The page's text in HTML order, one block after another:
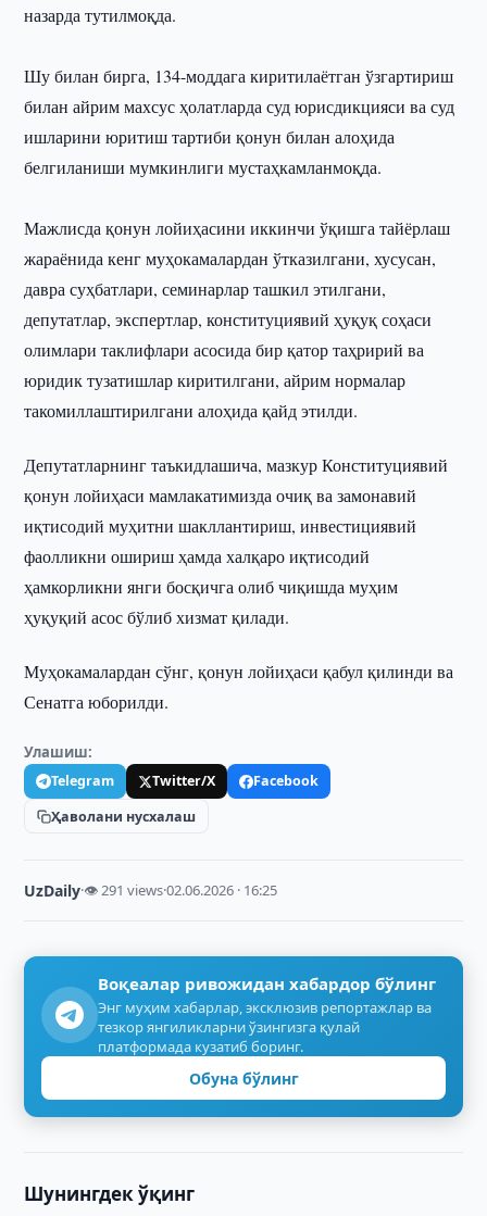
назарда тутилмоқда.
Шу билан бирга, 134-моддага киритилаётган ўзгартириш
билан айрим махсус ҳолатларда суд юрисдикцияси ва суд
ишларини юритиш тартиби қонун билан алоҳида
белгиланиши мумкинлиги мустаҳкамланмоқда.
Мажлисда қонун лойиҳасини иккинчи ўқишга тайёрлаш
жараёнида кенг муҳокамалардан ўтказилгани, хусусан,
давра суҳбатлари, семинарлар ташкил этилгани,
депутатлар, экспертлар, конституциявий ҳуқуқ соҳаси
олимлари таклифлари асосида бир қатор таҳририй ва
юридик тузатишлар киритилгани, айрим нормалар
такомиллаштирилгани алоҳида қайд этилди.
Депутатларнинг таъкидлашича, мазкур Конституциявий
қонун лойиҳаси мамлакатимизда очиқ ва замонавий
иқтисодий муҳитни шакллантириш, инвестициявий
фаолликни ошириш ҳамда халқаро иқтисодий
ҳамкорликни янги босқичга олиб чиқишда муҳим
ҳуқуқий асос бўлиб хизмат қилади.
Муҳокамалардан сўнг, қонун лойиҳаси қабул қилинди ва
Сенатга юборилди.
Улашиш:
Telegram Twitter/X
Facebook
Ҳаволани нусхалаш
UzDaily·👁 291 views·02.06.2026 · 16:25
Воқеалар ривожидан хабардор бўлинг
Энг муҳим хабарлар, эксклюзив репортажлар ва
тезкор янгиликларни ўзингизга қулай
платформада кузатиб боринг.
Обуна бўлинг
Шунингдек ўқинг